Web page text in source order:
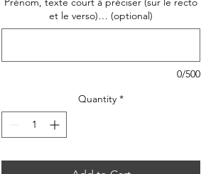
et le verso)… (optional)
0/500
Quantity *